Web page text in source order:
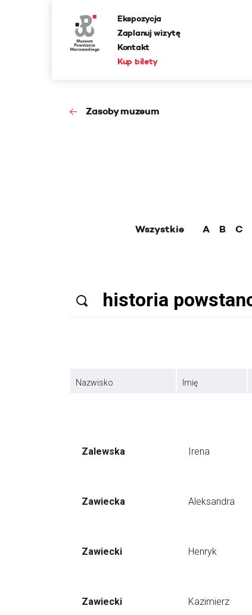
Ekspozycja
Zaplanuj wizytę
Kontakt
Kup bilety
Zasoby muzeum
Wszystkie A B C
Nazwisko Imię
Zalewska Irena
Zawiecka Aleksandra
Zawiecki Henryk
Zawiecki Kazimierz